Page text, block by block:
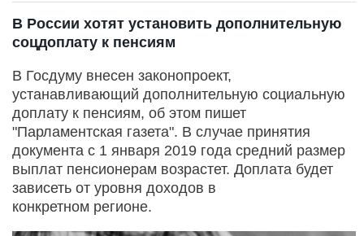
В России хотят установить дополнительную
соцдоплату к пенсиям
В Госдуму внесен законопроект,
устанавливающий дополнительную социальную
доплату к пенсиям, об этом пишет
"Парламентская газета". В случае принятия
документа с 1 января 2019 года средний размер
выплат пенсионерам возрастет. Доплата будет
зависеть от уровня доходов в
конкретном регионе.